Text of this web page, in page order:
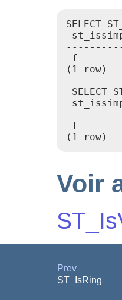
SELECT
f
(1 row)
SELECT
f
(1 row)
Voir
Prev
ST_IsRing